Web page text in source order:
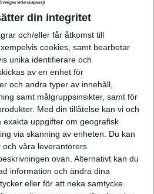
din integritet
och/eller får åtkomst till
cookies, samt bearbetar
unika identifierare och
av en enhet för
och andra typer av innehåll,
samt målgruppsinsikter, samt för
Med din tillåtelse kan vi och
uppgifter om geografisk
via skanning av enheten. Du kan
och våra leverantörers
ovan. Alternativt kan du
information och ändra dina
eller för att neka samtycke.
tydliga
och praktiska stöd
Rättvisa betyder
utan hållbara lösningar för
ramar.
, att få fatt i sig
”vad var jag just med
det mig?”. När vi ser och
små handlingar växer